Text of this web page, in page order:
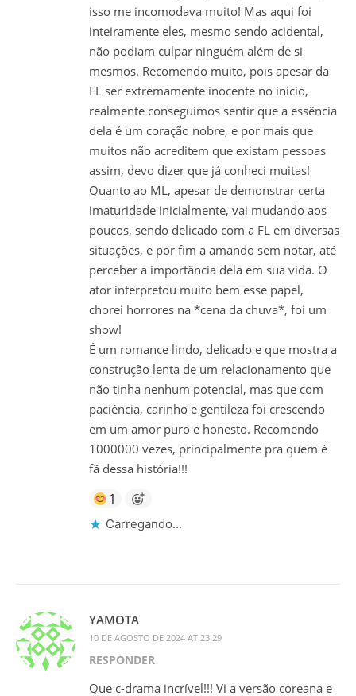
isso me incomodava muito! Mas aqui foi
inteiramente eles, mesmo sendo acidental,
não podiam culpar ninguém além de si
mesmos. Recomendo muito, pois apesar da
FL ser extremamente inocente no início,
realmente conseguimos sentir que a essência
dela é um coração nobre, e por mais que
muitos não acreditem que existam pessoas
assim, devo dizer que já conheci muitas!
Quanto ao ML, apesar de demonstrar certa
imaturidade inicialmente, vai mudando aos
poucos, sendo delicado com a FL em diversas
situações, e por fim a amando sem notar, até
perceber a importância dela em sua vida. O
ator interpretou muito bem esse papel,
chorei horrores na *cena da chuva*, foi um
show!
É um romance lindo, delicado e que mostra a
construção lenta de um relacionamento que
não tinha nenhum potencial, mas que com
paciência, carinho e gentileza foi crescendo
em um amor puro e honesto. Recomendo
1000000 vezes, principalmente pra quem é
fã dessa história!!!
1
Carregando...
YAMOTA
10 DE AGOSTO DE 2024 AT 23:29
RESPONDER
Que c-drama incrível!!! Vi a versão coreana e